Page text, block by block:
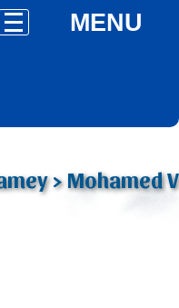
MENU
> Mohamed V